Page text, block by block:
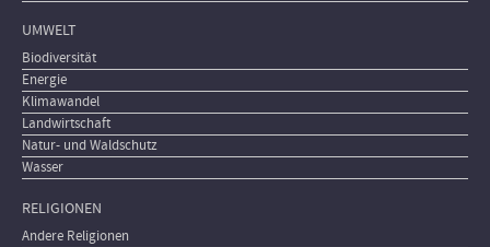
UMWELT
Biodiversität
Energie
Klimawandel
Landwirtschaft
Natur- und Waldschutz
Wasser
RELIGIONEN
Andere Religionen